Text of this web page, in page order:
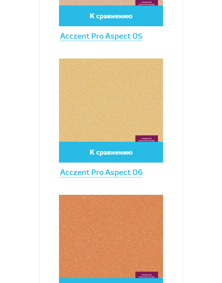
Acczent Pro Aspect 05
К сравнению
Acczent Pro Aspect 06
К сравнению
Увеличить